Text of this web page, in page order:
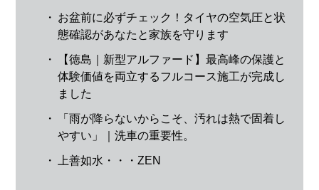
・ お盆前に必ずチェック！タイヤの空気圧と状
態確認があなたと家族を守ります
・
【徳島｜新型アルファード】最高峰の保護と
体験価値を両立するフルコース施工が完成し
ました
・
「雨が降らないからこそ、汚れは熱で固着し
やすい」｜洗車の重要性。
・ 上善如水・・・ZEN